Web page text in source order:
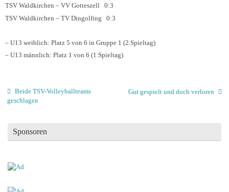
TSV Waldkirchen – VV Gotteszell 0:3
TSV Waldkirchen – TV Dingolfing 0:3
– U13 weiblich: Platz 5 von 6 in Gruppe 1 (2.Spieltag)
– U13 männlich: Platz 1 von 6 (1.Spieltag)
Beide TSV-Volleyballteams
geschlagen
Gut gespielt und doch verloren
Sponsoren